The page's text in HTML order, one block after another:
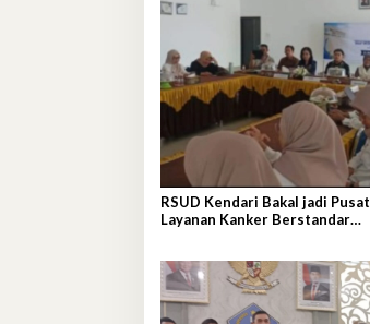
RSUD Kendari Bakal jadi Pusat
Layanan Kanker Berstandar